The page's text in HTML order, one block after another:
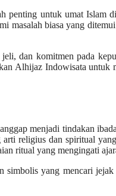
penting untuk umat
masalah biasa yang
dan komitmen pada
Alhijaz Indowisata
menjadi tindakan
religius dan spiritual
ritual yang mengingati
simbolis yang mencari